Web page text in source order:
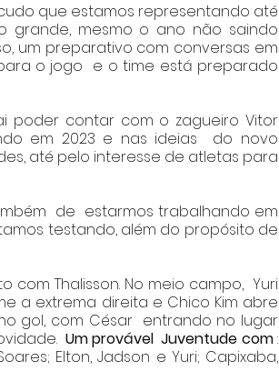
que estamos representando até
grande, mesmo o ano não saindo
um preparativo com conversas em
o jogo  e o time está preparado
poder contar com o zagueiro Vitor
em 2023 e nas ideias  do novo
até pelo interesse de atletas para
de  estarmos trabalhando em
testando, além do propósito de
com Thalisson. No meio campo,  Yuri
a extrema direita e Chico Kim abre
gol, com César  entrando no lugar
Um provável  Juventude com :
Elton, Jadson e Yuri; Capixaba,